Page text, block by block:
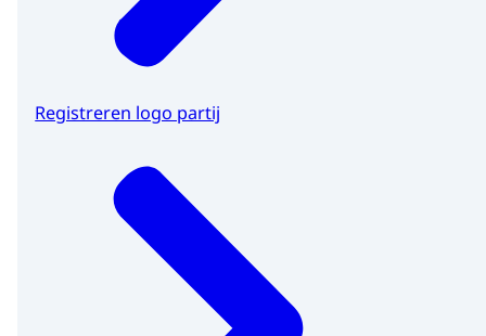
Registreren logo partij